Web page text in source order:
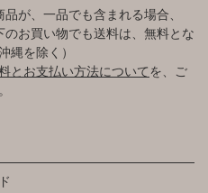
が、一品でも含まれる場合、
のお買い物でも送料は、無料とな
縄を除く）
とお支払い方法についてを、ご